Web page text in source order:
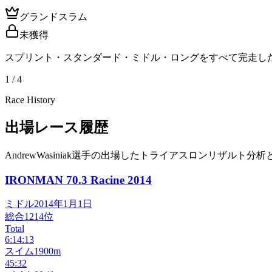
グランドスラム
未獲得
スプリント・スタンダード・ミドル・ロングをすべて完走し
1 / 4
Race History
出場レース履歴
AndrewWasiniak選手の出場したトライアスロンリザルト分析
IRONMAN 70.3 Racine 2014
ミドル2014年1月1日
総合1214位
Total
6:14:13
スイム1900m
45:32